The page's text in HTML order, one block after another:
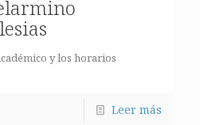
y los horarios
Leer más